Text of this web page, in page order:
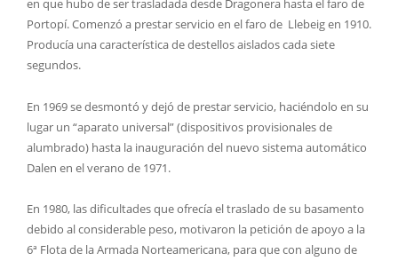
en que hubo de ser trasladada desde Dragonera hasta el faro de
Portopí. Comenzó a prestar servicio en el faro de Llebeig en 1910.
Producía una característica de destellos aislados cada siete
segundos.
En 1969 se desmontó y dejó de prestar servicio, haciéndolo en su
lugar un “aparato universal” (dispositivos provisionales de
alumbrado) hasta la inauguración del nuevo sistema automático
Dalen en el verano de 1971.
En 1980, las dificultades que ofrecía el traslado de su basamento
debido al considerable peso, motivaron la petición de apoyo a la
6ª Flota de la Armada Norteamericana, para que con alguno de